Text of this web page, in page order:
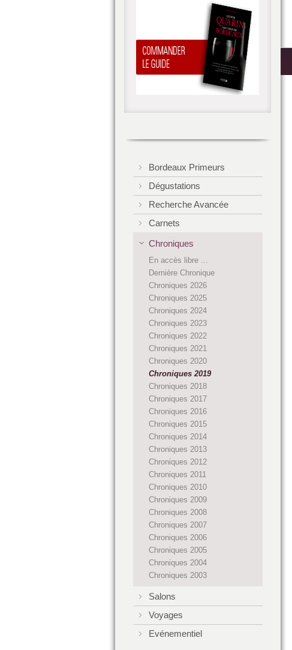
Bordeaux Primeurs
Dégustations
Recherche Avancée
Carnets
Chroniques
En accès libre ...
Dernière Chronique
Chroniques 2026
Chroniques 2025
Chroniques 2024
Chroniques 2023
Chroniques 2022
Chroniques 2021
Chroniques 2020
Chroniques 2019
Chroniques 2018
Chroniques 2017
Chroniques 2016
Chroniques 2015
Chroniques 2014
Chroniques 2013
Chroniques 2012
Chroniques 2011
Chroniques 2010
Chroniques 2009
Chroniques 2008
Chroniques 2007
Chroniques 2006
Chroniques 2005
Chroniques 2004
Chroniques 2003
Salons
Voyages
Evénementiel